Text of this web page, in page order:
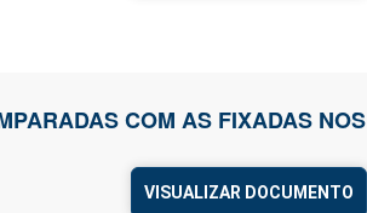
COM AS FIXADAS NOS
VISUALIZAR DOCUMENTO